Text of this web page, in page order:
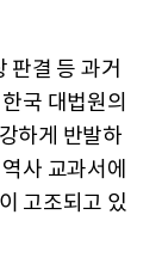
판결 등 과거
국 대법원의
하게 반발하
사 교과서에
고조되고 있